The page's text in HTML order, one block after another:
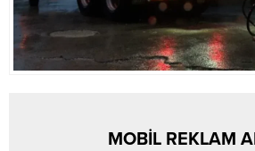
MOBİL REKLAM